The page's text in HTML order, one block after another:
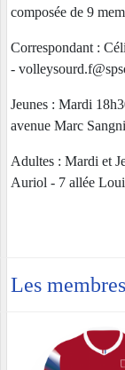
composée de 9
Correspondant :
-
Jeunes : Mardi
avenue Marc
Adultes : Mardi et
Auriol - 7 allée
Les membres